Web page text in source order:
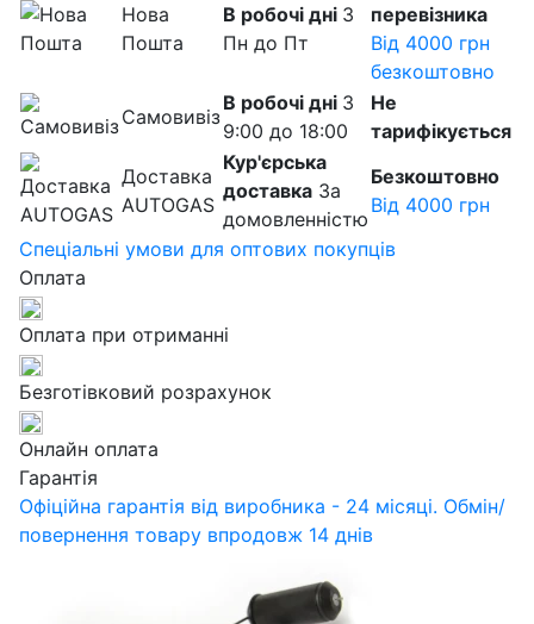
Нова
Пошта
В робочі дні З
Пн до Пт
перевізника
Від 4000 грн
безкоштовно
Самовивіз
В робочі дні З
9:00 до 18:00
Не
тарифікується
Доставка
AUTOGAS
Кур'єрська
доставка За
домовленністю
Безкоштовно
Від 4000 грн
Спеціальні умови для оптових покупців
Оплата
Оплата при отриманні
Безготівковий розрахунок
Онлайн оплата
Гарантія
Офіційна гарантія від виробника - 24 місяці. Обмін/
повернення товару впродовж 14 днів